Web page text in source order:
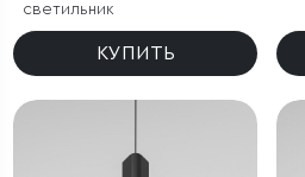
светильник
КУПИТЬ